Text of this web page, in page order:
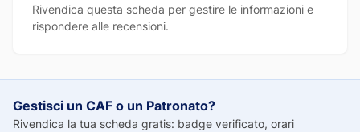
Rivendica questa scheda per gestire le informazioni e
rispondere alle recensioni.
Gestisci un CAF o un Patronato?
Rivendica la tua scheda gratis: badge verificato, orari